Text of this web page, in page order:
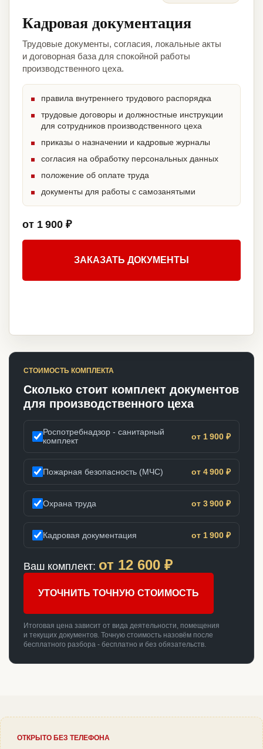
Кадровая документация
Трудовые документы, согласия, локальные акты
и договорная база для спокойной работы
производственного цеха.
правила внутреннего трудового распорядка
трудовые договоры и должностные инструкции
для сотрудников производственного цеха
приказы о назначении и кадровые журналы
согласия на обработку персональных данных
положение об оплате труда
документы для работы с самозанятыми
от 1 900 ₽
ЗАКАЗАТЬ ДОКУМЕНТЫ
СТОИМОСТЬ КОМПЛЕКТА
Сколько стоит комплект документов
для производственного цеха
Роспотребнадзор - санитарный
комплект
от 1 900 ₽
Пожарная безопасность (МЧС) от 4 900 ₽
Охрана труда от 3 900 ₽
Кадровая документация от 1 900 ₽
Ваш комплект: от 12 600 ₽
УТОЧНИТЬ ТОЧНУЮ СТОИМОСТЬ
Итоговая цена зависит от вида деятельности, помещения
и текущих документов. Точную стоимость назовём после
бесплатного разбора - бесплатно и без обязательств.
ОТКРЫТО БЕЗ ТЕЛЕФОНА